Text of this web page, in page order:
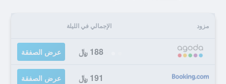
مزود الإجمالي في الليلة
188 ﷼ عرض الصفقة
191 ﷼ عرض الصفقة